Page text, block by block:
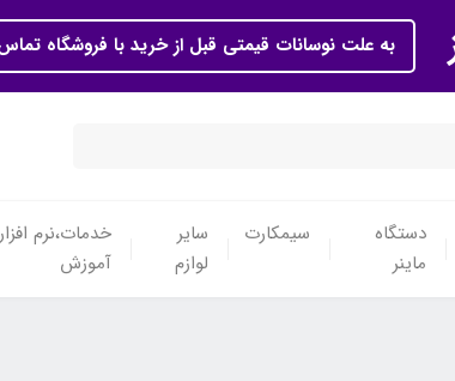
به علت نوسانات قیمتی قبل از خرید با فروشگاه
دستگاه
ماینر
سیمکارت
سایر
لوازم
خدمات،نرم
آموزش